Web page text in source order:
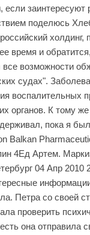
если заинтересуют
поделюсь
холдинг,
время и
все возможности
судах".
воспалительных
органов. К тому
пока я
Balkan
4Ед Артем.
04 Апр 2010
Петра со своей
проверить
она отправила